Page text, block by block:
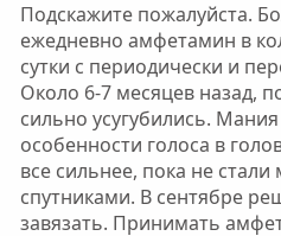
ы
л
а
Подскажите пожалуйста.
ежедневно амфетамин в
сутки с периодически и
Около 6-7 месяцев назад,
сильно усугубились.
особенности голоса в
все сильнее, пока не
спутниками. В сентябре
завязать. Принимать